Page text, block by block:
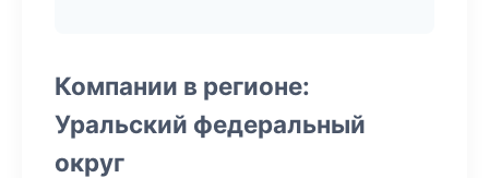
Компании в регионе:
Уральский федеральный
округ